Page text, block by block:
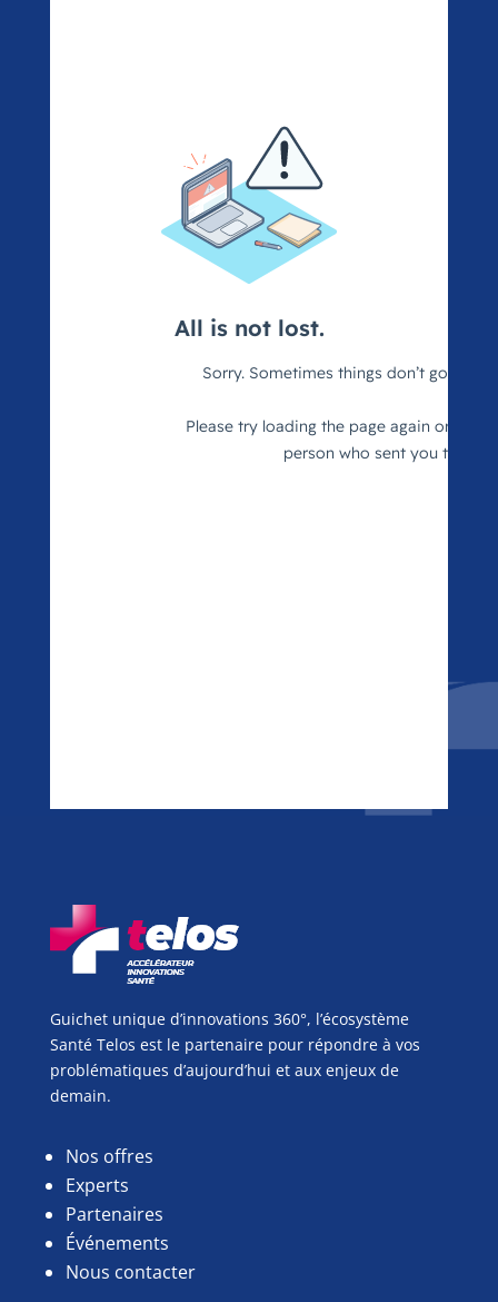
Guichet unique d’innovations 360°, l’écosystème
Santé Telos est le partenaire pour répondre à vos
problématiques d’aujourd’hui et aux enjeux de
demain.
Nos offres
Experts
Partenaires
Événements
Nous contacter